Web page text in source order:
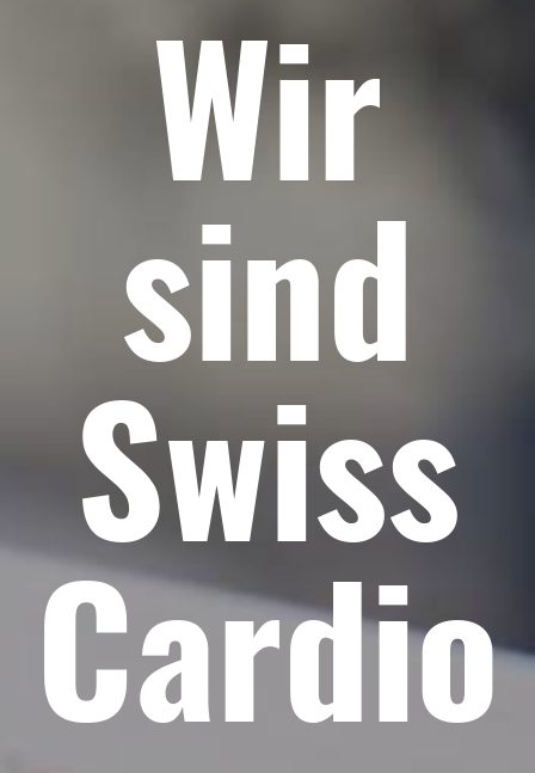
Wir
sind
Swiss
Cardio